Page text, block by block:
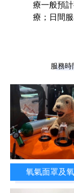
療一般預
療；日間
服務
氧氣面罩及